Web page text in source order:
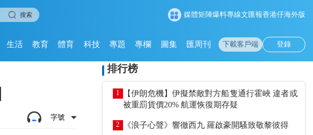
搜索 媒體矩陣爆料專線文匯報香港仔海外版
生活 教育 體育 科技 專題 專欄 圖集 匯周刊 下載客戶端 登錄
字號
排行榜
1
【伊朗危機】伊擬禁敵對方船隻通行霍峽 違者或
被重罰貨價20% 航運恢復期存疑
2 《浪子心聲》響徹西九 羅啟豪開騷致敬黎彼得